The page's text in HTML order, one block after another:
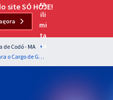
as principais
site SÓ HOJE!
de Codó - MA
GCM Codó MA - Legislação de Trânsito para o Cargo de Guarda Civil Municipal com o Prof. Paulo Sérgio